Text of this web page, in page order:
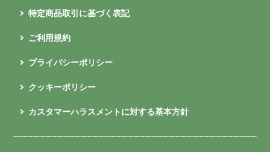
特定商品取引に基づく表記
ご利用規約
プライバシーポリシー
クッキーポリシー
カスタマーハラスメントに対する基本方針